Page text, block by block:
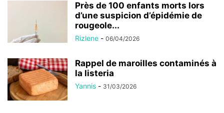
Près de 100 enfants morts lors
d’une suspicion d’épidémie de
rougeole...
Rizlene - 06/04/2026
Rappel de maroilles contaminés à
la listeria
Yannis - 31/03/2026